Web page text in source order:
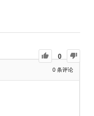
0
0 条评论